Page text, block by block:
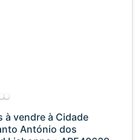
à vendre à Cidade
António dos